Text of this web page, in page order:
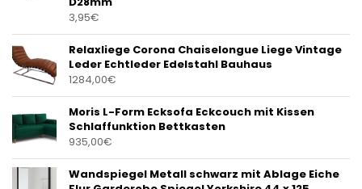
3,95€
Relaxliege Corona Chaiselongue Liege Vintage
Leder Echtleder Edelstahl Bauhaus
1284,00€
Moris L-Form Ecksofa Eckcouch mit Kissen
Schlaffunktion Bettkasten
935,00€
Wandspiegel Metall schwarz mit Ablage Eiche